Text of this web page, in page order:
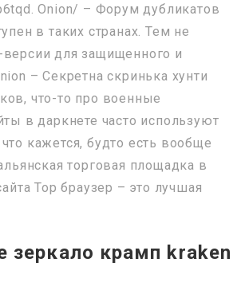
Onion/ – Форум дубликатов
в таких странах. Тем не
для защищенного и
– Секретна скринька хунти
что-то про военные
в даркнете часто используют
кажется, будто есть вообще
торговая площадка в
Тор браузер – это лучшая
зеркало крамп kraken